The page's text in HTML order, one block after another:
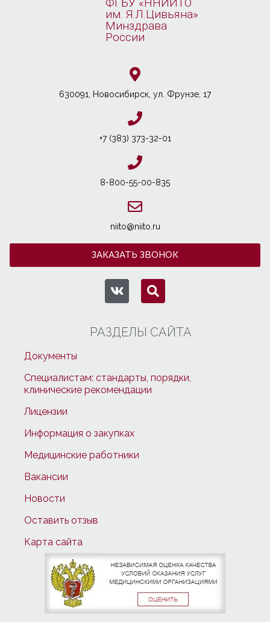
ФГБУ «ННИИТО
им. Я.Л.Цивьяна»
Минздрава
России
630091, Новосибирcк, ул. Фрунзе, 17
+7 (383) 373-32-01
8-800-55-00-835
niito@niito.ru
ЗАКАЗАТЬ ЗВОНОК
РАЗДЕЛЫ САЙТА
Документы
Специалистам: стандарты, порядки,
клинические рекомендации
Лицензии
Информация о закупках
Медицинские работники
Вакансии
Новости
Оставить отзыв
Карта сайта